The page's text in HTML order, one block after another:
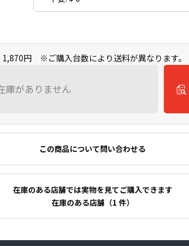
1,870円 ※ご購入台数により送料が異なります。
庫がありません
この商品について問い合わせる
在庫のある店舗では実物を見てご購入できます
在庫のある店舗（1 件）